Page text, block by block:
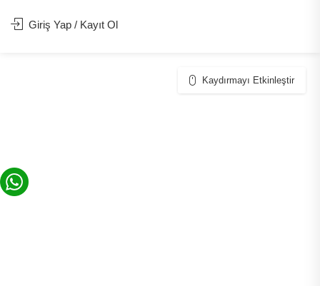
Giriş Yap / Kayıt Ol
Kaydırmayı Etkinleştir